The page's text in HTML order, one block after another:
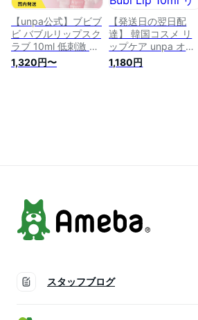
【unpa公式】ブビブ
ビ バブルリップスク
ラブ 10ml 低刺激 角
質除去マイルドピー
リング リップ 保湿
1,320円〜
【発送日の翌日配
達】 韓国コスメ リ
ップケア unpa オン
パ ブビブビ リップ
Bubi Bubi Lip 10ml
1,180円
スタッフブログ